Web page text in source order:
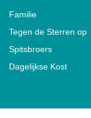
Familie
Tegen de Sterren op
Spitsbroers
Dagelijkse Kost